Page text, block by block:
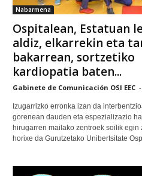
Nabarmena
Ospitalean, Estatuan
aldiz, elkarrekin eta
bakarrean, sortzetiko
kardiopatia baten...
Gabinete de Comunicación OSI EEC -
Izugarrizko erronka izan da
gorenean dauden eta espezializazio
hirugarren mailako zentroek soilik egin
horixe da Gurutzetako Unibertsitate